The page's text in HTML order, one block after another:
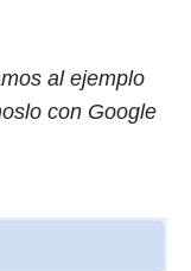
al ejemplo
con Google